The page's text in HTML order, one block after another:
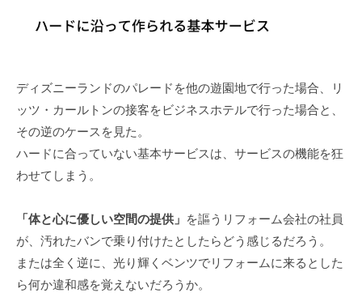
ディズニーランドのパレードを他の遊園地で行った場合、リ
ッツ・カールトンの接客をビジネスホテルで行った場合と、
その逆のケースを見た。
ハードに合っていない基本サービスは、サービスの機能を狂
わせてしまう。
「体と心に優しい空間の提供」 を謳うリフォーム会社の社員
が、汚れたバンで乗り付けたとしたらどう感じるだろう。
または全く逆に、光り輝くベンツでリフォームに来るとした
ら何か違和感を覚えないだろうか。